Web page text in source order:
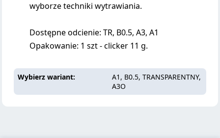
wyborze techniki wytrawiania.
Dostępne odcienie: TR, B0.5, A3, A1
Opakowanie: 1 szt - clicker 11 g.
Wybierz wariant
A1, B0.5, TRANSPARENTNY,
A3O